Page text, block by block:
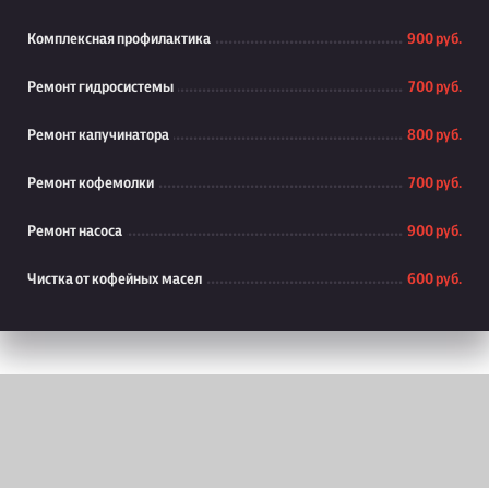
Комплексная профилактика 900 руб.
Ремонт гидросистемы 700 руб.
Ремонт капучинатора 800 руб.
Ремонт кофемолки 700 руб.
Ремонт насоса 900 руб.
Чистка от кофейных масел 600 руб.